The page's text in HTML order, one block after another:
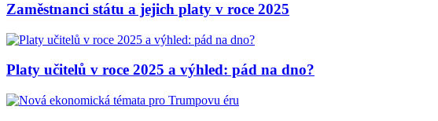
Zaměstnanci státu a jejich platy v roce 2025
Platy učitelů v roce 2025 a výhled: pád na dno?